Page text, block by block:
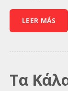
LEER MÁS
Τα